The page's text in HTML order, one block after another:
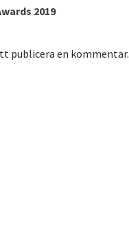
2019
publicera en kommentar.